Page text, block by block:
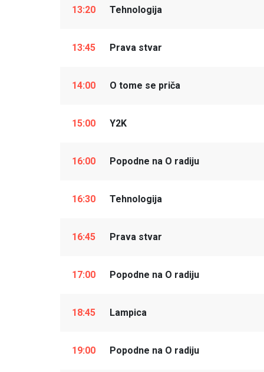
13:20 Tehnologija
13:45 Prava stvar
14:00 O tome se priča
15:00 Y2K
16:00 Popodne na O radiju
16:30 Tehnologija
16:45 Prava stvar
17:00 Popodne na O radiju
18:45 Lampica
19:00 Popodne na O radiju